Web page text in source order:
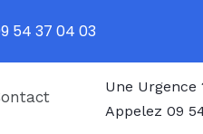
Une Urgence
Appelez 09
54 37 04 03